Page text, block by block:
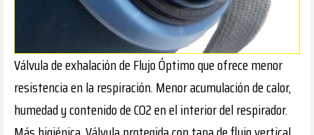
Válvula de exhalación de Flujo Óptimo que ofrece menor
resistencia en la respiración. Menor acumulación de calor,
humedad y contenido de CO2 en el interior del respirador.